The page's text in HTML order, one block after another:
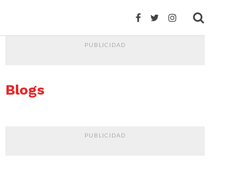
PUBLICIDAD
Blogs
PUBLICIDAD